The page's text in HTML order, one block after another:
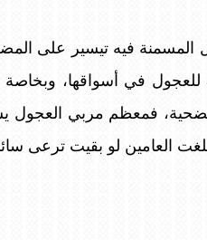
المسمنة فيه تيسير على
للعجول في أسواقها،
فمعظم مربي العجول
العامين لو بقيت ترعى